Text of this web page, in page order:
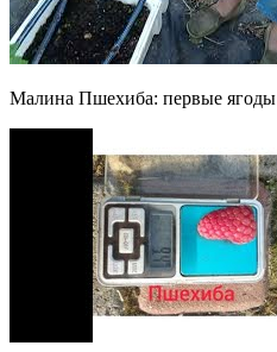
Малина Пшехиба: первые ягоды